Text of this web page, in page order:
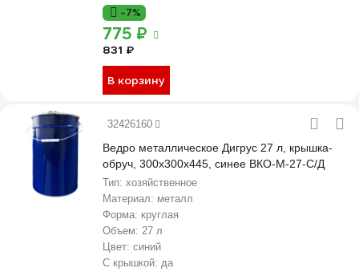
-7%
775 ₽
831 ₽
В корзину
32426160
Ведро металлическое Дигрус 27 л, крышка-
обруч, 300x300x445, синее ВКО-М-27-С/Д
Тип: хозяйственное
Материал: металл
Форма: круглая
Объем: 27 л
Цвет: синий
С крышкой: да